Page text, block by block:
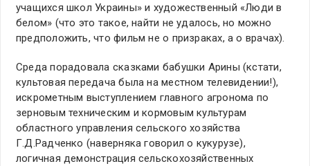
учащихся школ Украины» и художественный «Люди в
белом» (что это такое, найти не удалось, но можно
предположить, что фильм не о призраках, а о врачах).
Среда порадовала сказками бабушки Арины (кстати,
культовая передача была на местном телевидении!),
искрометным выступлением главного агронома по
зерновым техническим и кормовым культурам
областного управления сельского хозяйства
Г.Д.Радченко (наверняка говорил о кукурузе),
логичная демонстрация сельскохозяйственных